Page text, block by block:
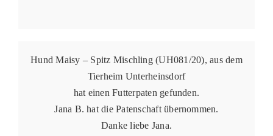
Hund Maisy – Spitz Mischling (UH081/20), aus dem
Tierheim Unterheinsdorf
hat einen Futterpaten gefunden.
Jana B. hat die Patenschaft übernommen.
Danke liebe Jana.